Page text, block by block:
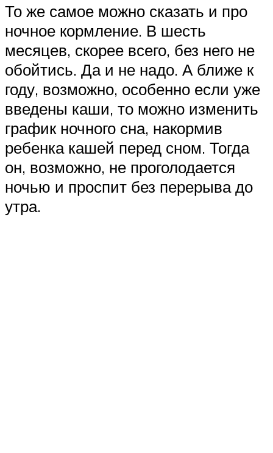
То же самое можно сказать и про
ночное кормление. В шесть
месяцев, скорее всего, без него не
обойтись. Да и не надо. А ближе к
году, возможно, особенно если уже
введены каши, то можно изменить
график ночного сна, накормив
ребенка кашей перед сном. Тогда
он, возможно, не проголодается
ночью и проспит без перерыва до
утра.